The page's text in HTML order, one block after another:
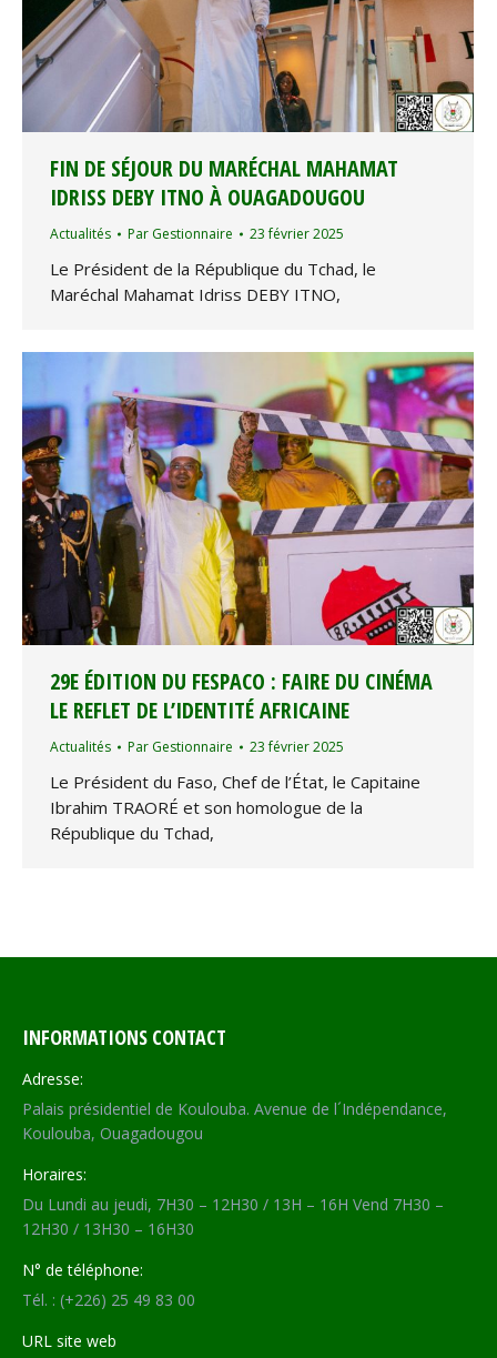
FIN DE SÉJOUR DU MARÉCHAL MAHAMAT
IDRISS DEBY ITNO À OUAGADOUGOU
Actualités Par Gestionnaire 23 février 2025
Le Président de la République du Tchad, le
Maréchal Mahamat Idriss DEBY ITNO,
29E ÉDITION DU FESPACO : FAIRE DU CINÉMA
LE REFLET DE L’IDENTITÉ AFRICAINE
Actualités Par Gestionnaire 23 février 2025
Le Président du Faso, Chef de l’État, le Capitaine
Ibrahim TRAORÉ et son homologue de la
République du Tchad,
INFORMATIONS CONTACT
Adresse:
Palais présidentiel de Koulouba. Avenue de l´Indépendance,
Koulouba, Ouagadougou
Horaires:
Du Lundi au jeudi, 7H30 – 12H30 / 13H – 16H Vend 7H30 –
12H30 / 13H30 – 16H30
N° de téléphone:
Tél. : (+226) 25 49 83 00
URL site web